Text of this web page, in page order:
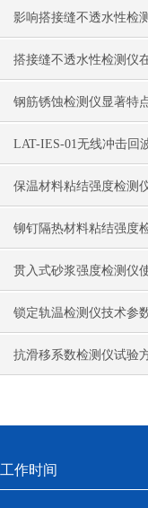
影响搭接缝不透水性检
果的因素有哪些？
搭接缝不透水性检测仪
场中的应用
钢筋锈蚀检测仪显著特
LAT-IES-01无线冲击回
操作方法
保温材料粘结强度检测
保养
铆钉隔热材料粘结强度
贯入式砂浆强度检测仪
锁定轨温检测仪技术参
抗滑移系数检测仪试验
工作时间